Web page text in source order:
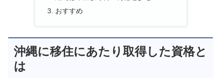
おすすめ
沖縄に移住にあたり取得した資格と
は